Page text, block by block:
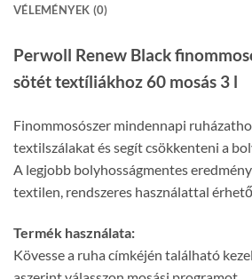
VÉLEMÉNYEK (0)
Perwoll Renew Black
sötét textíliákhoz 60 mosás 3 l
Finommosószer mindennapi
textilszálakat és segít csökkenteni a
A legjobb bolyhosságmentes
textilen, rendszeres használattal
Termék használata:
Kövesse a ruha címkéjén található